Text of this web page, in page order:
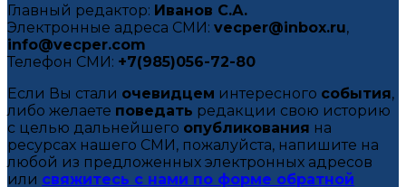
Главный редактор: Иванов С.А.
Электронные адреса СМИ: vecper@inbox.ru,
info@vecper.com
Телефон СМИ: +7(985)056-72-80
Если Вы стали очевидцем интересного события,
либо желаете поведать редакции свою историю
с целью дальнейшего опубликования на
ресурсах нашего СМИ, пожалуйста, напишите на
любой из предложенных электронных адресов
или свяжитесь с нами по форме обратной